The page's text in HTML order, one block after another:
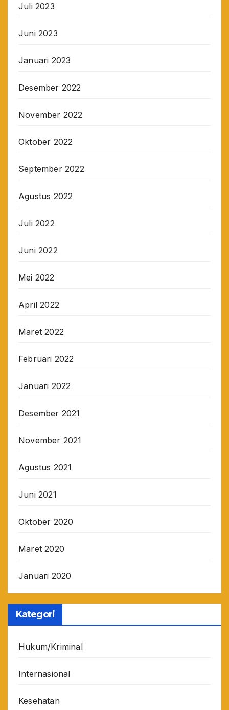
Juli 2023
Juni 2023
Januari 2023
Desember 2022
November 2022
Oktober 2022
September 2022
Agustus 2022
Juli 2022
Juni 2022
Mei 2022
April 2022
Maret 2022
Februari 2022
Januari 2022
Desember 2021
November 2021
Agustus 2021
Juni 2021
Oktober 2020
Maret 2020
Januari 2020
Kategori
Hukum/Kriminal
Internasional
Kesehatan